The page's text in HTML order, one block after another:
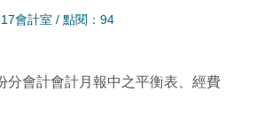
facebook
會計室 / 點閱：94
分會計會計月報中之平衡表、經費